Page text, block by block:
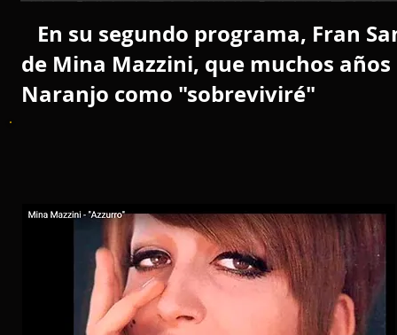
En su segundo programa, Fran
de Mina Mazzini, que muchos
Naranjo como "sobreviviré"